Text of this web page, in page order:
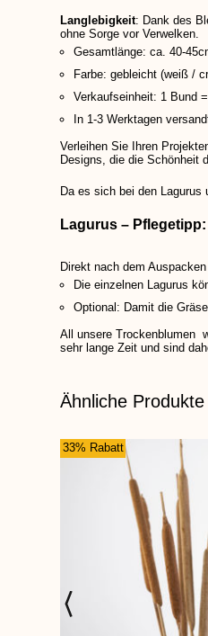
Langlebigkeit: Dank des
ohne Sorge vor Verwelken.
Gesamtlänge: ca. 40-
Farbe: gebleicht (weiß /
Verkaufseinheit: 1 Bund
In 1-3 Werktagen
Verleihen Sie Ihren
Designs, die die Schönheit
Da es sich bei den Lagurus
Lagurus – Pflegetipp:
Direkt nach dem
Die einzelnen Lagurus
Optional: Damit die
All unsere Trockenblumen
sehr lange Zeit und sind
Ähnliche Produkte
33% Rabatt